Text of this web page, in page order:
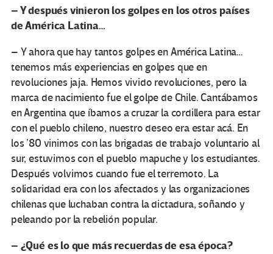
– Y después vinieron los golpes en los otros países
de América Latina…
– Y ahora que hay tantos golpes en América Latina…
tenemos más experiencias en golpes que en
revoluciones jaja. Hemos vivido revoluciones, pero la
marca de nacimiento fue el golpe de Chile. Cantábamos
en Argentina que íbamos a cruzar la cordillera para estar
con el pueblo chileno, nuestro deseo era estar acá. En
los ’80 vinimos con las brigadas de trabajo voluntario al
sur, estuvimos con el pueblo mapuche y los estudiantes.
Después volvimos cuando fue el terremoto. La
solidaridad era con los afectados y las organizaciones
chilenas que luchaban contra la dictadura, soñando y
peleando por la rebelión popular.
– ¿Qué es lo que más recuerdas de esa época?